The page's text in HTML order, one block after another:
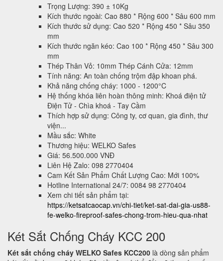
Trọng Lượng: 390 ± 10Kg
Kích thước ngoài: Cao 880 * Rộng 600 * Sâu 600 mm
Kích thước sử dụng: Cao 520 * Rộng 450 * Sâu 350
mm
Kích thước ngăn kéo: Cao 100 * Rộng 450 * Sâu 300
mm
Thép Thân Vỏ: 10mm Thép Cánh Cửa: 12mm
Tính năng: An toàn chống trộm đập khoan phá.
Khả năng chống cháy: 1000 - 1200°C
Hệ thống khóa liên hoàn thông minh: Khoá điện tử
Điện Tử - Chìa khoá - Tay Cầm
Thích hợp sử dụng: Công ty, cơ quan, gia đình, thư
viện...
Mầu sắc: White
Thương hiệu: WELKO Safes
Giá: 56.500.000 VNĐ
Liên Hệ Zalo: 098 2770404
Cam Kết Sản Phẩm Chất Lượng Cao: Mới 100%
Hotline International 24/7: 0084 98 2770404
Xem chi tiết sản phẩm tại:
https://ketsatcaocap.vn/chi-tiet/ket-sat-dai-gia-us88-
fe-welko-fireproof-safes-chong-trom-hieu-qua-nhat
Két Sắt Chống Cháy KCC 200
Két sắt chống cháy WELKO Safes KCC200 là dòng sản phẩm